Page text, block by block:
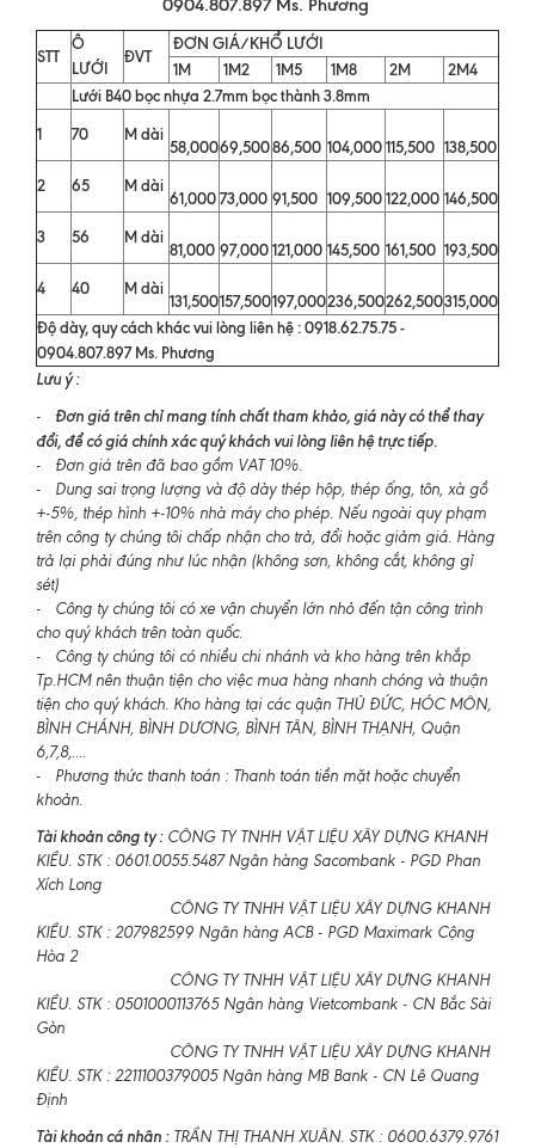
0904.807.897 Ms. Phương
STT
Ô
LƯỚI
ĐVT
ĐƠN GIÁ/KHỔ LƯỚI
1M
1M2 1M5 1M8 2M
2M4
Lưới B40 bọc nhựa 2.7mm bọc thành 3.8mm
1
70 M dài
58,00069,50086,500 104,000115,500 138,500
2
65 M dài
61,00073,000 91,500 109,500122,000 146,500
3
56 M dài
81,000 97,000121,000 145,500 161,500 193,500
4
40 M dài
131,500157,500197,000236,500262,500315,000
Độ dày, quy cách khác vui lòng liên hệ : 0918.62.75.75 -
0904.807.897 Ms. Phương
Lưu ý :
- Đơn giá trên chỉ mang tính chất tham khảo, giá này có thể thay
đổi, để có giá chính xác quý khách vui lòng liên hệ trực tiếp.
- Đơn giá trên đã bao gồm VAT 10%.
- Dung sai trọng lượng và độ dày thép hộp, thép ống, tôn, xà gồ
+-5%, thép hình +-10% nhà máy cho phép. Nếu ngoài quy phạm
trên công ty chúng tôi chấp nhận cho trả, đổi hoặc giảm giá. Hàng
trả lại phải đúng như lúc nhận (không sơn, không cắt, không gỉ
sét)
- Công ty chúng tôi có xe vận chuyển lớn nhỏ đến tận công trình
cho quý khách trên toàn quốc.
- Công ty chúng tôi có nhiều chi nhánh và kho hàng trên khắp
Tp.HCM nên thuận tiện cho việc mua hàng nhanh chóng và thuận
tiện cho quý khách. Kho hàng tại các quận THỦ ĐỨC, HÓC MÔN,
BÌNH CHÁNH, BÌNH DƯƠNG, BÌNH TÂN, BÌNH THẠNH, Quận
6,7,8,....
- Phương thức thanh toán : Thanh toán tiền mặt hoặc chuyển
khoản.
Tài khoản công ty :CÔNG TY TNHH VẬT LIỆU XÂY DỰNG KHANH
KIỀU. STK : 0601.0055.5487 Ngân hàng Sacombank - PGD Phan
Xích Long
CÔNG TY TNHH VẬT LIỆU XÂY DỰNG KHANH
KIỀU. STK : 207982599 Ngân hàng ACB - PGD Maximark Cộng
Hòa 2
CÔNG TY TNHH VẬT LIỆU XÂY DỰNG KHANH
KIỀU. STK : 0501000113765 Ngân hàng Vietcombank - CN Bắc Sài
Gòn
CÔNG TY TNHH VẬT LIỆU XÂY DỰNG KHANH
KIỀU. STK : 2211100379005 Ngân hàng MB Bank - CN Lê Quang
Định
Tài khoản cá nhân :TRẦN THỊ THANH XUÂN. STK : 0600.6379.9761